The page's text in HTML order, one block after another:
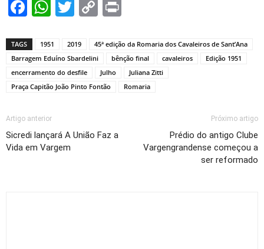
Facebook
WhatsApp
TwitterCopy
TAGS 1951 2019
45ª edição da Romaria dos Cavaleiros de Sant’Ana
Barragem Eduíno Sbardelini
bênção final cavaleiros
Edição 1951
encerramento do desfile
Julho
Juliana Zitti
Praça Capitão João Pinto Fontão
Romaria
Artigo anterior
Sicredi lançará A União Faz a
Vida em Vargem
Próximo artigo
Prédio do antigo Clube
Vargengrandense começou a
ser reformado